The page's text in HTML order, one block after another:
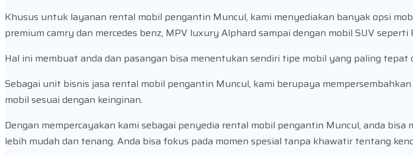
Khusus untuk layanan rental mobil pengantin Muncul, kami menyediakan banyak opsi
premium camry dan mercedes benz, MPV luxury Alphard sampai dengan mobil SUV
Hal ini membuat anda dan pasangan bisa menentukan sendiri tipe mobil yang paling tepat
Sebagai unit bisnis jasa rental mobil pengantin Muncul, kami berupaya
mobil sesuai dengan keinginan.
Dengan mempercayakan kami sebagai penyedia rental mobil pengantin Muncul, anda
lebih mudah dan tenang. Anda bisa fokus pada momen spesial tanpa khawatir tentang